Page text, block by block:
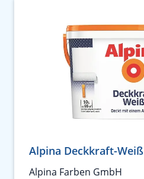
Alpina Deckkraft-Weiß
Alpina Farben GmbH